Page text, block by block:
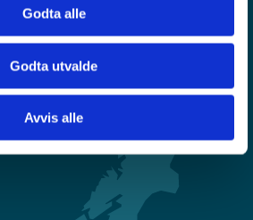
Godta alle
Godta utvalde
Avvis alle